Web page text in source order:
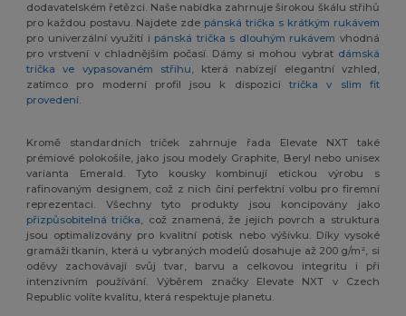
dodavatelském řetězci. Naše nabídka zahrnuje širokou škálu střihů
pro každou postavu. Najdete zde pánská trička s krátkým rukávem
pro univerzální využití i pánská trička s dlouhým rukávem vhodná
pro vrstvení v chladnějším počasí. Dámy si mohou vybrat dámská
trička ve vypasovaném střihu, která nabízejí elegantní vzhled,
zatímco pro moderní profil jsou k dispozicitrička v slim fit
provedení.
Kromě standardních triček zahrnuje řada Elevate NXT také
prémiové polokošile, jako jsou modely Graphite, Beryl nebo unisex
varianta Emerald. Tyto kousky kombinují etickou výrobu s
rafinovaným designem, což z nich činí perfektní volbu pro firemní
reprezentaci. Všechny tyto produkty jsou koncipovány jako
přizpůsobitelná trička, což znamená, že jejich povrch a struktura
jsou optimalizovány pro kvalitní potisk nebo výšivku. Díky vysoké
gramáži tkanin, která u vybraných modelů dosahuje až 200 g/m², si
oděvy zachovávají svůj tvar, barvu a celkovou integritu i při
intenzivním používání. Výběrem značky Elevate NXT v Czech
Republic volíte kvalitu, která respektuje planetu.